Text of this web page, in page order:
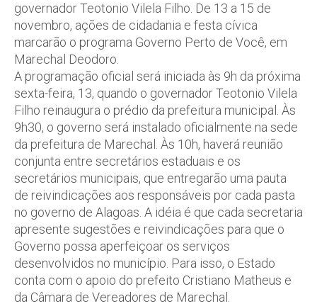
governador Teotonio Vilela Filho. De 13 a 15 de
novembro, ações de cidadania e festa cívica
marcarão o programa Governo Perto de Você, em
Marechal Deodoro.
A programação oficial será iniciada às 9h da próxima
sexta-feira, 13, quando o governador Teotonio Vilela
Filho reinaugura o prédio da prefeitura municipal. Às
9h30, o governo será instalado oficialmente na sede
da prefeitura de Marechal. Às 10h, haverá reunião
conjunta entre secretários estaduais e os
secretários municipais, que entregarão uma pauta
de reivindicações aos responsáveis por cada pasta
no governo de Alagoas. A idéia é que cada secretaria
apresente sugestões e reivindicações para que o
Governo possa aperfeiçoar os serviços
desenvolvidos no município. Para isso, o Estado
conta com o apoio do prefeito Cristiano Matheus e
da Câmara de Vereadores de Marechal.